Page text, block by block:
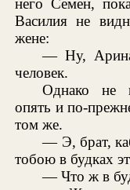
него Семен,
Василия не
жене:
— Ну,
человек.
Однако не
опять и по-
том же.
— Э, брат,
тобою в будках
— Что ж в